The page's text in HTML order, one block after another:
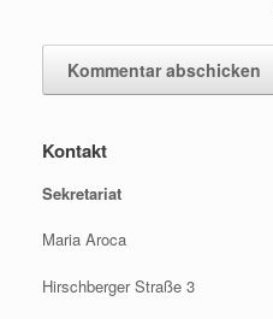
Kontakt
Sekretariat
Maria Aroca
Hirschberger Straße 3